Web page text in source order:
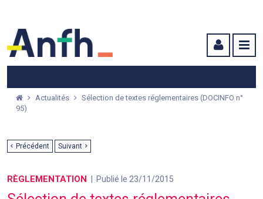
Actualités
Sélection de textes réglementaires (DOCINFO n°
95)
Précédent Suivant
RÈGLEMENTATION Publié le 23/11/2015